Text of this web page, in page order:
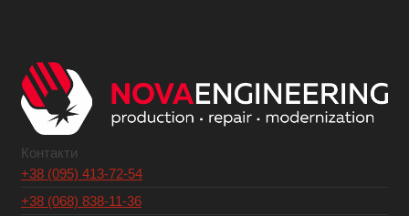
Контакти
+38 (095) 413-72-54
+38 (068) 838-11-36